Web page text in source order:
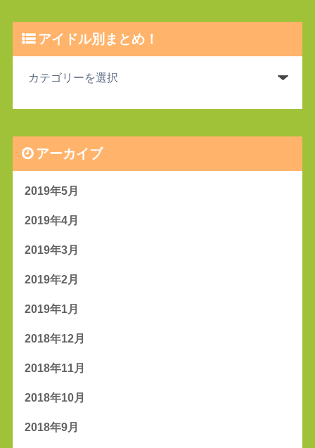
アイドル別まとめ！
アーカイブ
2019年5月
2019年4月
2019年3月
2019年2月
2019年1月
2018年12月
2018年11月
2018年10月
2018年9月